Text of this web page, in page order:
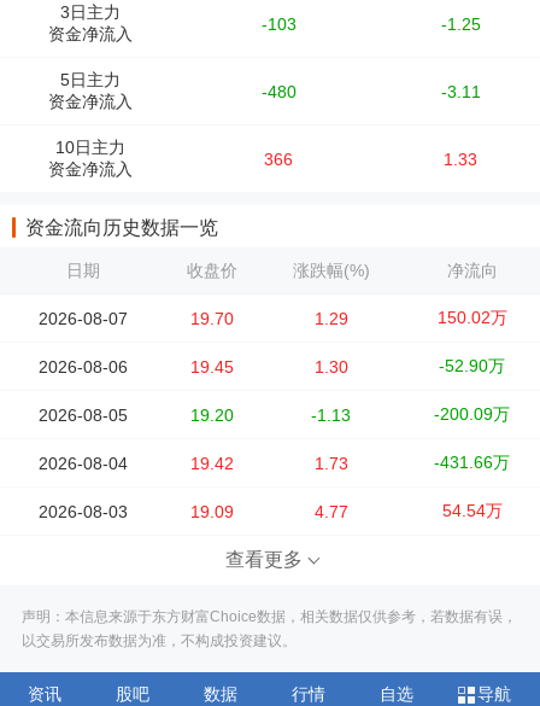
3日主力
资金净流入
-103 -1.25
5日主力
资金净流入
-480 -3.11
10日主力
资金净流入
366 1.33
资金流向历史数据一览
日期 收盘价 涨跌幅(%) 净流向
2026-08-07 19.70 1.29 150.02万
2026-08-06 19.45 1.30 -52.90万
2026-08-05 19.20 -1.13 -200.09万
2026-08-04 19.42 1.73 -431.66万
2026-08-03 19.09 4.77 54.54万
查看更多
声明：本信息来源于东方财富Choice数据，相关数据仅供参考，若数据有误，
以交易所发布数据为准，不构成投资建议。
资讯 股吧 数据 行情 自选 导航